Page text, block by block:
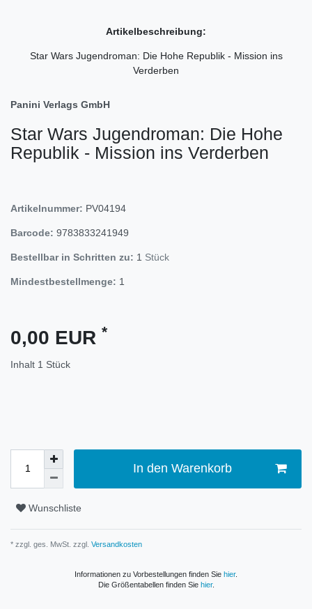
Artikelbeschreibung:
Star Wars Jugendroman: Die Hohe Republik - Mission ins
Verderben
Panini Verlags GmbH
Star Wars Jugendroman: Die Hohe
Republik - Mission ins Verderben
Artikelnummer: PV04194
Barcode: 9783833241949
Bestellbar in Schritten zu: 1 Stück
Mindestbestellmenge: 1
0,00 EUR *
Inhalt 1 Stück
In den Warenkorb
Wunschliste
* zzgl. ges. MwSt. zzgl. Versandkosten
Informationen zu Vorbestellungen finden Sie hier.
Die Größentabellen finden Sie hier.